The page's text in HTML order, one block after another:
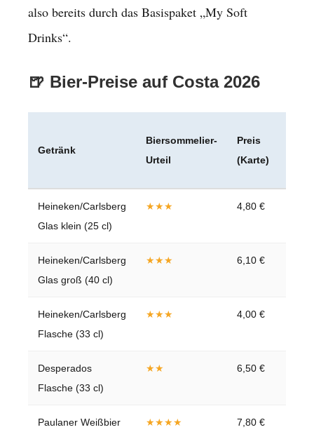
also bereits durch das Basispaket „My Soft
Drinks“.
🍺 Bier-Preise auf Costa 2026
Getränk
Biersommelier-
Urteil
Preis
(Karte)
Heineken/Carlsberg
Glas klein (25 cl)
★★★ 4,80 €
Heineken/Carlsberg
Glas groß (40 cl)
★★★ 6,10 €
Heineken/Carlsberg
Flasche (33 cl)
★★★ 4,00 €
Desperados
Flasche (33 cl)
★★ 6,50 €
Paulaner Weißbier ★★★★ 7,80 €